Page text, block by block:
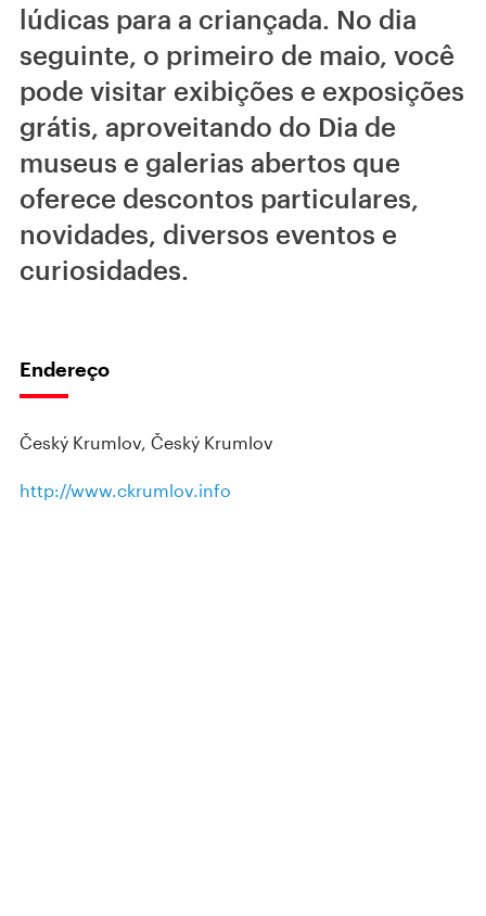
lúdicas para a criançada. No dia
seguinte, o primeiro de maio, você
pode visitar exibições e exposições
grátis, aproveitando do Dia de
museus e galerias abertos que
oferece descontos particulares,
novidades, diversos eventos e
curiosidades.
Endereço
Český Krumlov, Český Krumlov
http://www.ckrumlov.info